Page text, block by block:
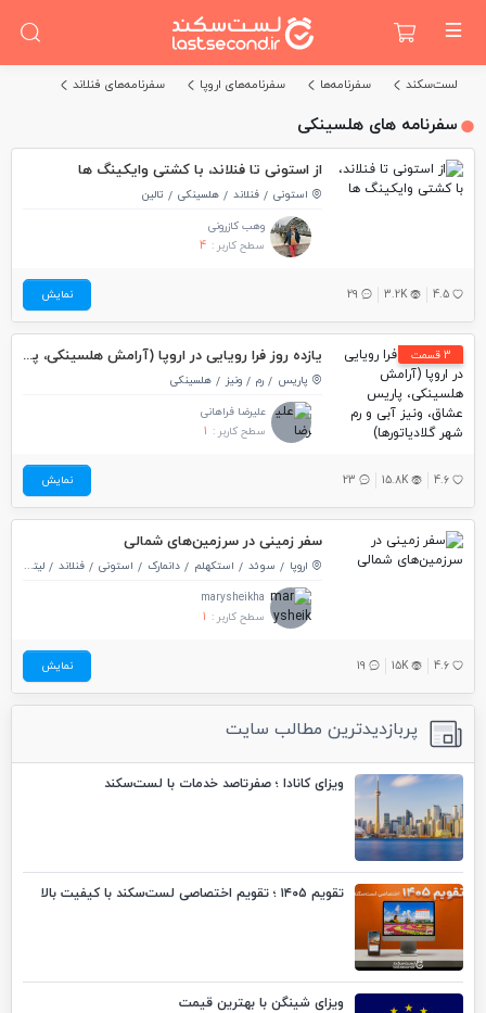
لست‌سکند سفرنامه‌ها سفرنامه‌های اروپا سفرنامه‌های فنلاند
سفرنامه های هلسینکی
از استونی تا فنلاند، با کشتی وایکینگ ها
استونی فنلاند هلسینکی
تالین
وهب کازرونی
سطح کاربر : 4
4.5
3.2K
29 نمایش
3 قسمت یازده روز فرا رویایی در اروپا (آرامش هلسینکی، پاریس عشاق، ونیز آبی و رم شهر گلادیاتورها)
پاریس رم ونیز
هلسینکی
علیرضا فراهانی
سطح کاربر : 1
4.6
15.8K
23 نمایش
سفر زمینی در سرزمین‌های شمالی
اروپا سوئد استکهلم دانمارک استونی فنلاند
لیتوانی
marysheikha
سطح کاربر : 1
4.6
15K
19 نمایش
پربازدیدترین مطالب سایت
ویزای کانادا ؛ صفرتاصد خدمات با لست‌سکند
تقویم ۱۴۰۵ ؛ تقویم اختصاصی لست‌سکند با کیفیت بالا
ویزای شینگن با بهترین قیمت